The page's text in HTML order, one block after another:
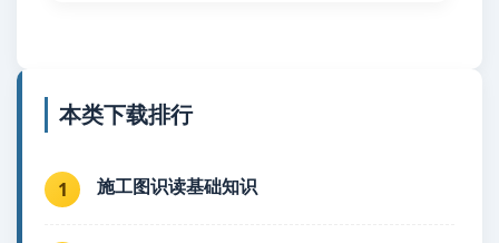
本类下载排行
1 施工图识读基础知识